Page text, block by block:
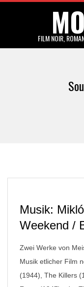
FILM NOIR,
Musik:
Weekend /
Zwei Werke von
Musik etlicher Film
(1944), The Killers